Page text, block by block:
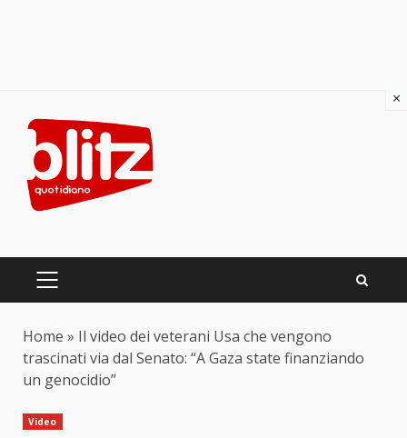
content
PRIMARY
Home » Il video dei veterani Usa che vengono
trascinati via dal Senato: “A Gaza state finanziando
un genocidio”
Video
×